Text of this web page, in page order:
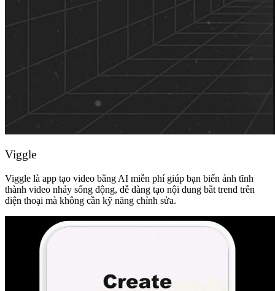
Viggle
Viggle là app tạo video bằng AI miễn phí giúp bạn biến ảnh tĩnh
thành video nhảy sống động, dễ dàng tạo nội dung bắt trend trên
điện thoại mà không cần kỹ năng chỉnh sửa.